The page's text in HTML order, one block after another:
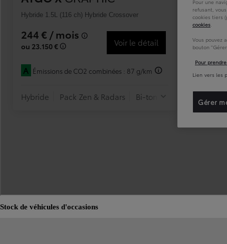
Stock de véhicules d'occasions